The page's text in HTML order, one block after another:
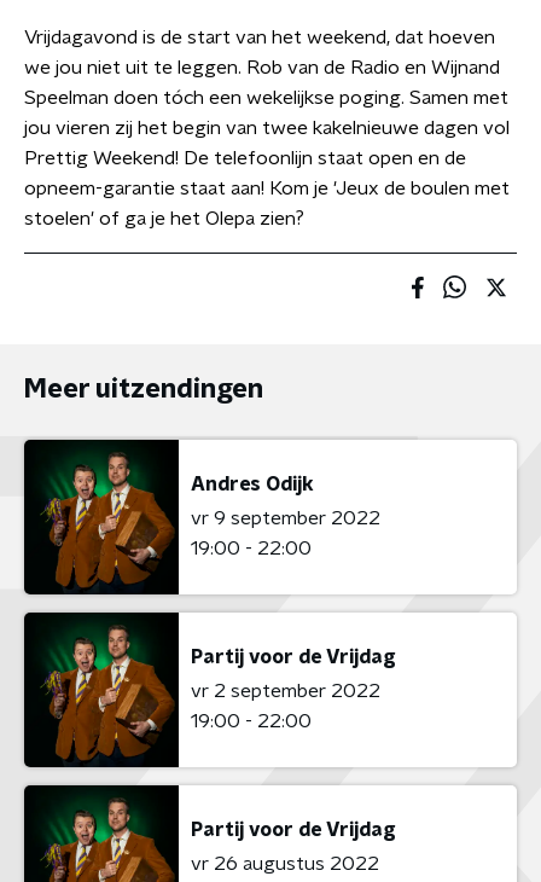
Vrijdagavond is de start van het weekend, dat hoeven
we jou niet uit te leggen. Rob van de Radio en Wijnand
Speelman doen tóch een wekelijkse poging. Samen met
jou vieren zij het begin van twee kakelnieuwe dagen vol
Prettig Weekend! De telefoonlijn staat open en de
opneem-garantie staat aan! Kom je 'Jeux de boulen met
stoelen' of ga je het Olepa zien?
Meer uitzendingen
Andres Odijk
vr 9 september 2022
19:00 - 22:00
Partij voor de Vrijdag
vr 2 september 2022
19:00 - 22:00
Partij voor de Vrijdag
vr 26 augustus 2022